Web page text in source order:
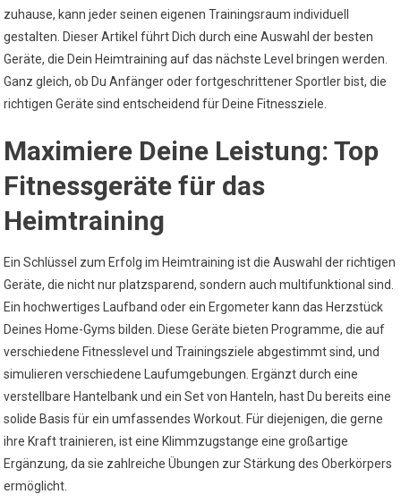
zuhause, kann jeder seinen eigenen Trainingsraum individuell
gestalten. Dieser Artikel führt Dich durch eine Auswahl der besten
Geräte, die Dein Heimtraining auf das nächste Level bringen werden.
Ganz gleich, ob Du Anfänger oder fortgeschrittener Sportler bist, die
richtigen Geräte sind entscheidend für Deine Fitnessziele.
Maximiere Deine Leistung: Top
Fitnessgeräte für das
Heimtraining
Ein Schlüssel zum Erfolg im Heimtraining ist die Auswahl der richtigen
Geräte, die nicht nur platzsparend, sondern auch multifunktional sind.
Ein hochwertiges Laufband oder ein Ergometer kann das Herzstück
Deines Home-Gyms bilden. Diese Geräte bieten Programme, die auf
verschiedene Fitnesslevel und Trainingsziele abgestimmt sind, und
simulieren verschiedene Laufumgebungen. Ergänzt durch eine
verstellbare Hantelbank und ein Set von Hanteln, hast Du bereits eine
solide Basis für ein umfassendes Workout. Für diejenigen, die gerne
ihre Kraft trainieren, ist eine Klimmzugstange eine großartige
Ergänzung, da sie zahlreiche Übungen zur Stärkung des Oberkörpers
ermöglicht.